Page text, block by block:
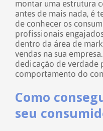
montar uma estrutura
antes de mais nada, é
de conhecer os
profissionais
dentro da área de
vendas na sua
dedicação de verdade
comportamento do
Como
seu